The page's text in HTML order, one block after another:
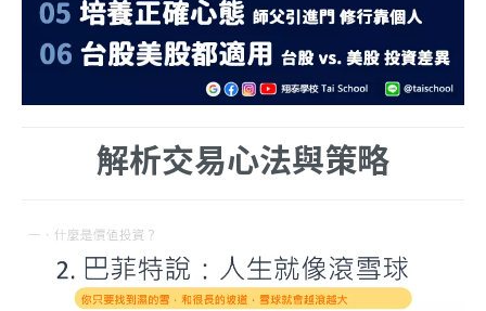
解析交易心法與策略